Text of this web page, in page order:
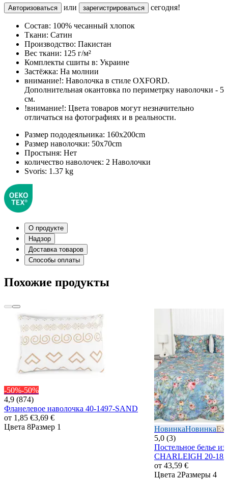
Авторизоваться или зарегистрироваться сегодня!
Состав: 100% чесанный хлопок
Ткани: Сатин
Производство: Пакистан
Вес ткани: 125 г/м²
Комплекты сшиты в: Украине
Застёжка: На молнии
внимание!: Наволочка в стиле OXFORD.
Дополнительная окантовка по периметрку наволочки - 5
см.
!внимание!: Цвета товаров могут незначительно
отличаться на фотографиях и в реальности.
Размер пододеяльника: 160x200cm
Размер наволочки: 50x70cm
Простыня: Нет
количество наволочек: 2 Наволочки
Svoris: 1.37 kg
О продукте
Надзор
Доставка товаров
Способы оплаты
Похожие продукты
-50%-50%
4,9 (874)
Фланелевое наволочка 40-1497-SAND
от 1,85 €3,69 €
Цвета 8Размер 1 НовинкаНовинка
5,0 (3)
Постельное белье
CHARLEIGH 20-
от 43,59 €
Цвета 2Размеры 4